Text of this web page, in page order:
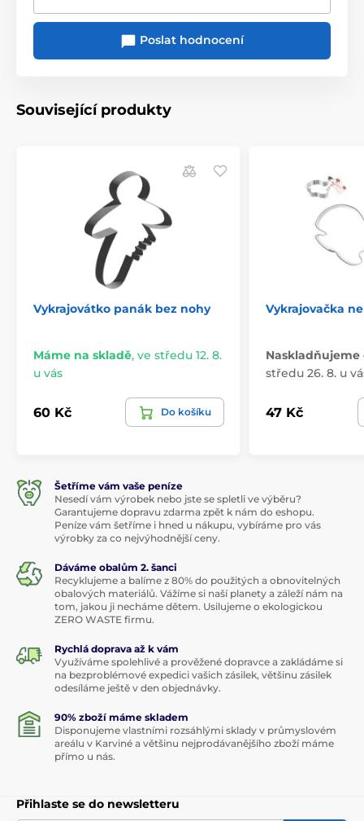
Poslat hodnocení
Související produkty
Vykrajovátko panák bez nohy
Máme na skladě, ve středu 12. 8.
u vás
60 Kč Do košíku
Vykrajovačka
Naskladňujeme
středu 26. 8. u
47 Kč
Šetříme vám vaše peníze
Nesedí vám výrobek nebo jste se spletli ve výběru?
Garantujeme dopravu zdarma zpět k nám do eshopu.
Peníze vám šetříme i hned u nákupu, vybíráme pro vás
výrobky za co nejvýhodnější ceny.
Dáváme obalům 2. šanci
Recyklujeme a balíme z 80% do použitých a obnovitelných
obalových materiálů. Vážíme si naší planety a záleží nám na
tom, jakou ji necháme dětem. Usilujeme o ekologickou
ZERO WASTE firmu.
Rychlá doprava až k vám
Využíváme spolehlivé a prověžené dopravce a zakládáme si
na bezproblémové expedici vašich zásilek, většinu zásilek
odesíláme ještě v den objednávky.
90% zboží máme skladem
Disponujeme vlastními rozsáhlými sklady v průmyslovém
areálu v Karviné a většinu nejprodávanějšího zboží máme
přímo u nás.
Přihlaste se do newsletteru